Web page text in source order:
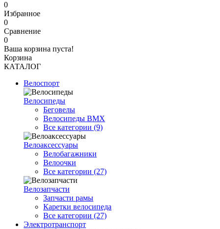
0
Избранное
0
Сравнение
0
Ваша корзина пуста!
Корзина
КАТАЛОГ
Велоспорт
Велосипеды
Беговелы
Велосипеды BMX
Все категории (9)
Велоаксессуары
Велобагажники
Велоочки
Все категории (27)
Велозапчасти
Запчасти рамы
Каретки велосипеда
Все категории (27)
Электротранспорт